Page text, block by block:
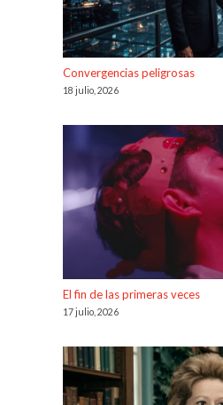
Convergencias peligrosas
18 julio, 2026
El fin de las primeras veces
17 julio, 2026